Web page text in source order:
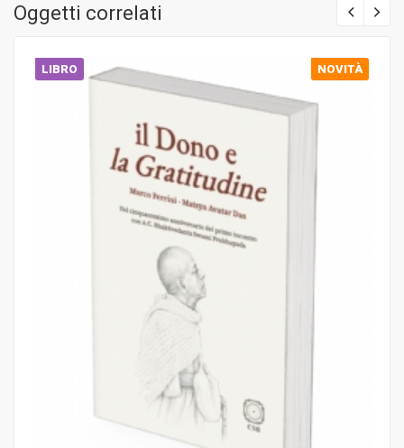
Oggetti correlati
LIBRO NOVITÀ